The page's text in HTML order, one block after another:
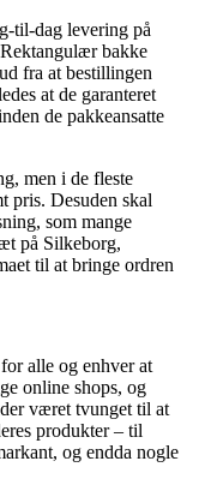
til-dag levering på
bakke
fra at bestillingen
at de garanteret
de pakkeansatte
men i de fleste
pris. Desuden skal
som mange
på Silkeborg,
til at bringe ordren
alle og enhver at
online shops, og
været tvunget til at
produkter – til
og endda nogle